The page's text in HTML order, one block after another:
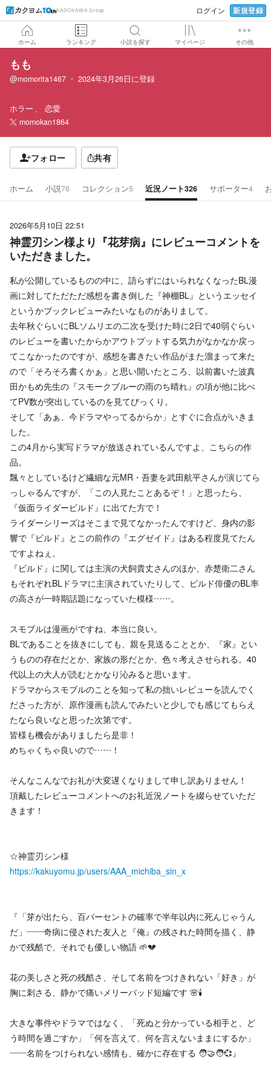
KADOKAWA Group ログイン 新規登録
ホーム ランキング 小説を探す マイページ その他
もも
@momorita1467 2024年3月26日に登録
ホラー
恋愛
momokan1864
フォロー 共有
ホーム 小説76 コレクション5 近況ノート326 サポーター4
2026年5月10日 22:51
神霊刃シン様より『花芽病』にレビューコメントを
いただきました。
私が公開しているものの中に、語らずにはいられなくなったBL漫
画に対してただただ感想を書き倒した『神棚BL』というエッセイ
というかブックレビューみたいなものがありまして。
去年秋ぐらいにBLソムリエの二次を受けた時に2日で40弱ぐらい
のレビューを書いたからかアウトプットする気力がなかなか戻っ
てこなかったのですが、感想を書きたい作品がまた溜まって来た
ので「そろそろ書くかぁ」と思い開いたところ、以前書いた波真
田かもめ先生の『スモークブルーの雨のち晴れ』の項が他に比べ
てPV数が突出しているのを見てびっくり。
そして「あぁ、今ドラマやってるからか」とすぐに合点がいきま
した。
この4月から実写ドラマが放送されているんですよ、こちらの作
品。
飄々としているけど繊細な元MR・吾妻を武田航平さんが演じてら
っしゃるんですが、「この人見たことあるぞ！」と思ったら、
『仮面ライダービルド』に出てた方で！
ライダーシリーズはそこまで見てなかったんですけど、身内の影
響で『ビルド』とこの前作の『エグゼイド』はある程度見てたん
ですよねぇ。
『ビルド』に関しては主演の犬飼貴丈さんのほか、赤楚衛二さん
もそれぞれBLドラマに主演されていたりして、ビルド俳優のBL率
の高さが一時期話題になっていた模様……。
スモブルは漫画がですね、本当に良い。
BLであることを抜きにしても、親を見送ることとか、『家』とい
うものの存在だとか、家族の形だとか、色々考えさせられる。40
代以上の大人が読むとかなり沁みると思います。
ドラマからスモブルのことを知って私の拙いレビューを読んでく
ださった方が、原作漫画も読んでみたいと少しでも感じてもらえ
たなら良いなと思った次第です。
皆様も機会がありましたら是非！
めちゃくちゃ良いので……！
そんなこんなでお礼が大変遅くなりまして申し訳ありません！
頂戴したレビューコメントへのお礼近況ノートを綴らせていただ
きます！
☆神霊刃シン様
https://kakuyomu.jp/users/AAA_michiba_sin_x
『「芽が出たら、百パーセントの確率で半年以内に死んじゃうん
だ」――奇病に侵された友人と『俺』の残された時間を描く、静
かで残酷で、それでも優しい物語 🌱💔
花の美しさと死の残酷さ、そして名前をつけきれない「好き」が
胸に刺さる、静かで痛いメリーバッド短編です 🌸🕯️
大きな事件やドラマではなく、「死ぬと分かっている相手と、ど
う時間を過ごすか」「何を言えて、何を言えないままにするか」
――名前をつけられない感情も、確かに存在する 🧑‍🤝‍🧑💞』